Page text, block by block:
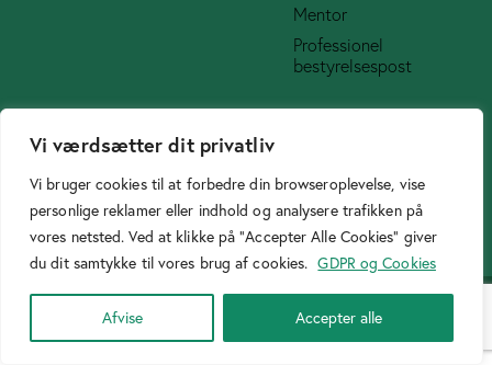
Vi værdsætter dit privatliv
Vi bruger cookies til at forbedre din browseroplevelse, vise
personlige reklamer eller indhold og analysere trafikken på
vores netsted. Ved at klikke på "Accepter Alle Cookies" giver
du dit samtykke til vores brug af cookies. GDPR og Cookies
Afvise Accepter alle
Mentor
Professionel
bestyrelsespost
Cookiepolitik